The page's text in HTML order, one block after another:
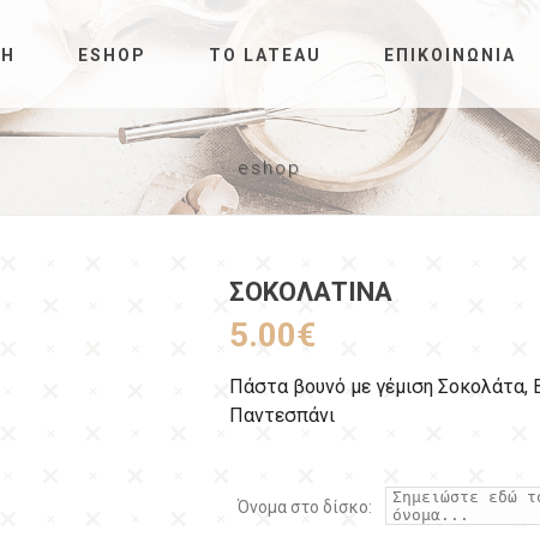
ESHOP ΤΟ LATEAU ΕΠΙΚΟΙΝΩΝΊΑ
eshop
ΣΟΚΟΛΑΤΊΝΑ
5.00€
Πάστα βουνό με γέμιση Σοκολάτα,
Παντεσπάνι
Όνομα στο δίσκο: